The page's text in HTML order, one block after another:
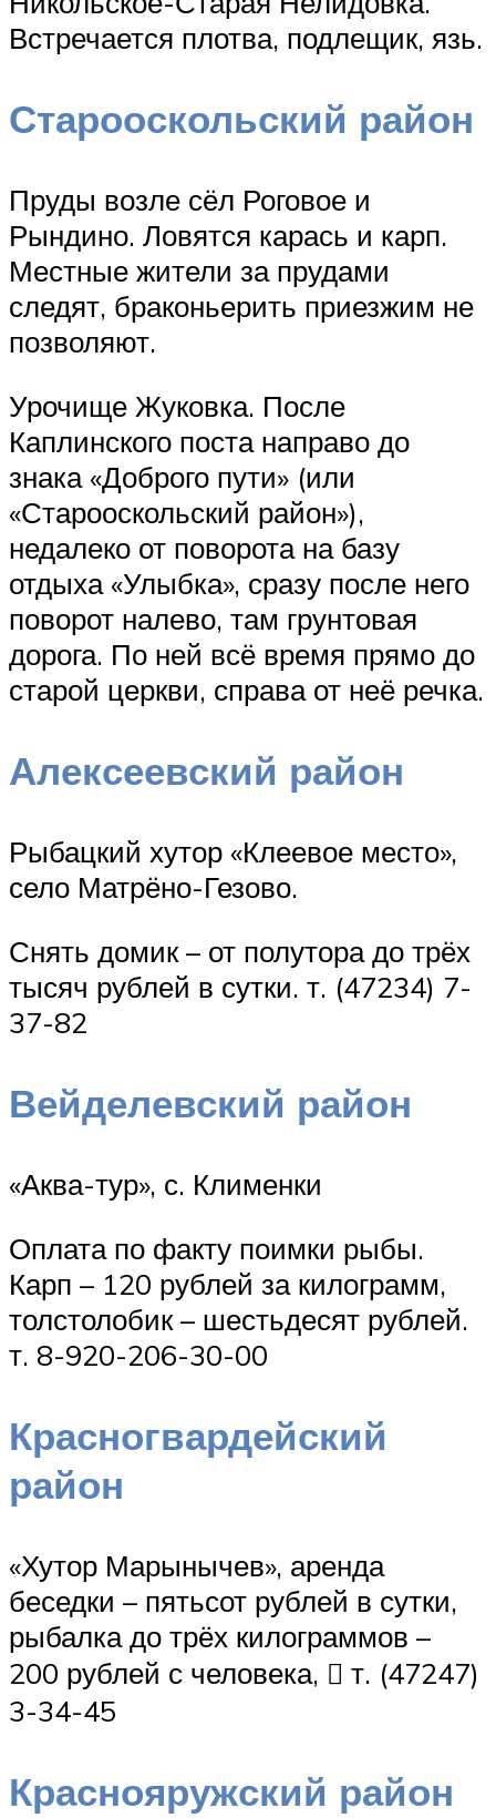
Встречается плотва, подлещик, язь.
Старооскольский район
Пруды возле сёл Роговое и
Рындино. Ловятся карась и карп.
Местные жители за прудами
следят, браконьерить приезжим не
позволяют.
Урочище Жуковка. После
Каплинского поста направо до
знака «Доброго пути» (или
«Старооскольский район»),
недалеко от поворота на базу
отдыха «Улыбка», сразу после него
поворот налево, там грунтовая
дорога. По ней всё время прямо до
старой церкви, справа от неё речка.
Алексеевский район
Рыбацкий хутор «Клеевое место»,
село Матрёно-Гезово.
Снять домик – от полутора до трёх
тысяч рублей в сутки. т. (47234) 7-
37-82
Вейделевский район
«Аква-тур», с. Клименки
Оплата по факту поимки рыбы.
Карп – 120 рублей за килограмм,
толстолобик – шестьдесят рублей.
т. 8-920-206-30-00
Красногвардейский
район
«Хутор Марынычев», аренда
беседки – пятьсот рублей в сутки,
рыбалка до трёх килограммов –
200 рублей с человека,  т. (47247)
3-34-45
Краснояружский район